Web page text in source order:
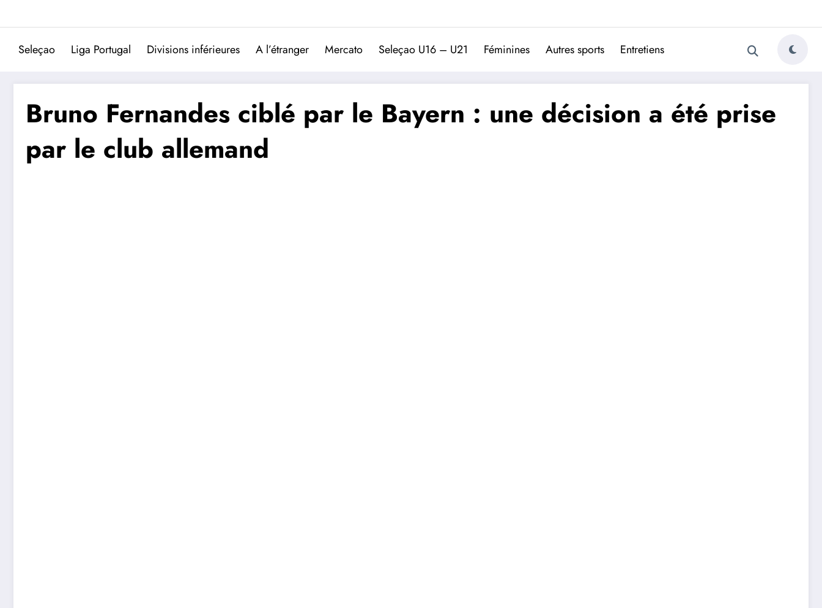
Trivela
L'actualité du football portugais
Seleçao Liga Portugal Divisions inférieures A l’étranger Mercato Seleçao U16 – U21 Féminines Autres sports Entretiens
Bruno Fernandes ciblé par le Bayern : une décision a été prise
par le club allemand